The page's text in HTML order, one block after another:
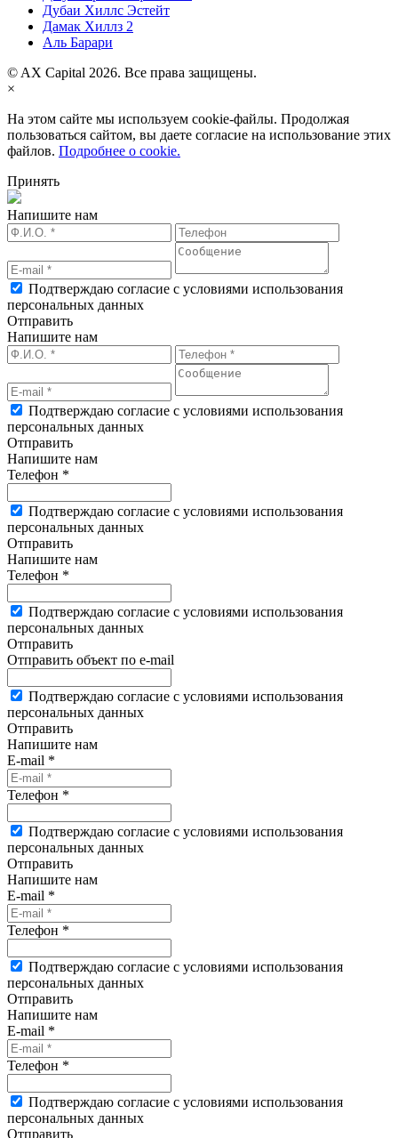
Дубаи Хиллс Эстейт
Дамак Хиллз 2
Аль Барари
© AX Capital 2026. Все права защищены.
×
На этом сайте мы используем cookie-файлы. Продолжая
пользоваться сайтом, вы даете согласие на использование этих
файлов. Подробнее о cookie.
Принять
Напишите нам
Подтверждаю согласие с условиями использования
персональных данных
Отправить
Напишите нам
Подтверждаю согласие с условиями использования
персональных данных
Отправить
Напишите нам
Телефон *
Подтверждаю согласие с условиями использования
персональных данных
Отправить
Напишите нам
Телефон *
Подтверждаю согласие с условиями использования
персональных данных
Отправить
Отправить объект по e-mail
Подтверждаю согласие с условиями использования
персональных данных
Отправить
Напишите нам
E-mail *
Телефон *
Подтверждаю согласие с условиями использования
персональных данных
Отправить
Напишите нам
E-mail *
Телефон *
Подтверждаю согласие с условиями использования
персональных данных
Отправить
Напишите нам
E-mail *
Телефон *
Подтверждаю согласие с условиями использования
персональных данных
Отправить